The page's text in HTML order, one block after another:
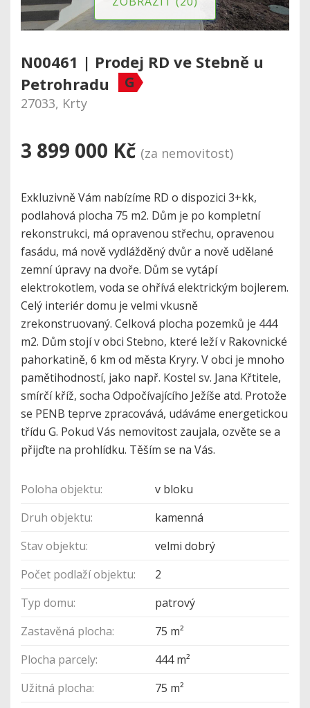
N00461 | Prodej RD ve Stebně u
Petrohradu
G
27033, Krty
3 899 000 Kč (za nemovitost)
Exkluzivně Vám nabízíme RD o dispozici 3+kk,
podlahová plocha 75 m2. Dům je po kompletní
rekonstrukci, má opravenou střechu, opravenou
fasádu, má nově vydlážděný dvůr a nově udělané
zemní úpravy na dvoře. Dům se vytápí
elektrokotlem, voda se ohřívá elektrickým bojlerem.
Celý interiér domu je velmi vkusně
zrekonstruovaný. Celková plocha pozemků je 444
m2. Dům stojí v obci Stebno, které leží v Rakovnické
pahorkatině, 6 km od města Kryry. V obci je mnoho
pamětihodností, jako např. Kostel sv. Jana Křtitele,
smírčí kříž, socha Odpočívajícího Ježíše atd. Protože
se PENB teprve zpracovává, udáváme energetickou
třídu G. Pokud Vás nemovitost zaujala, ozvěte se a
přijďte na prohlídku. Těším se na Vás.
Poloha objektu:
v bloku
Druh objektu:
kamenná
Stav objektu:
velmi dobrý
Počet podlaží objektu:
2
Typ domu:
patrový
Zastavěná plocha:
75 m²
Plocha parcely:
444 m²
Užitná plocha:
75 m²